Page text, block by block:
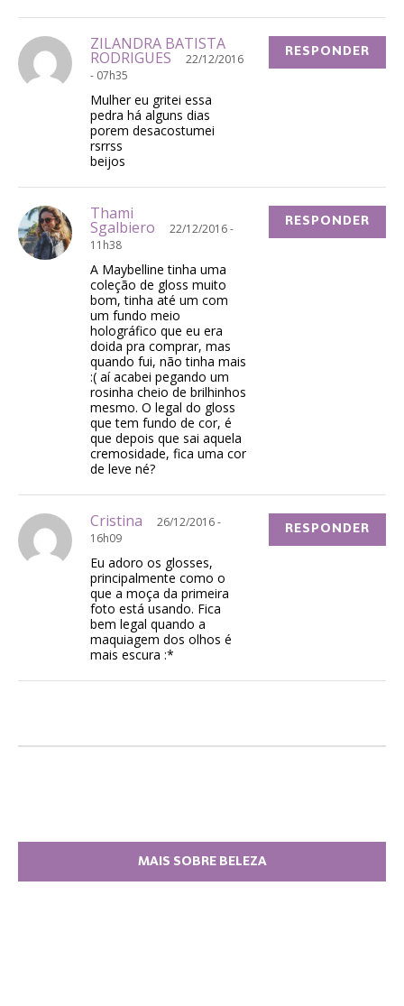
ZILANDRA BATISTA
RODRIGUES
22/12/2016
- 07h35
Mulher eu gritei essa
pedra há alguns dias
porem desacostumei
rsrrss
beijos
RESPONDER
Thami
Sgalbiero
22/12/2016 -
11h38
A Maybelline tinha uma
coleção de gloss muito
bom, tinha até um com
um fundo meio
holográfico que eu era
doida pra comprar, mas
quando fui, não tinha mais
:( aí acabei pegando um
rosinha cheio de brilhinhos
mesmo. O legal do gloss
que tem fundo de cor, é
que depois que sai aquela
cremosidade, fica uma cor
de leve né?
RESPONDER
Cristina
26/12/2016 -
16h09
Eu adoro os glosses,
principalmente como o
que a moça da primeira
foto está usando. Fica
bem legal quando a
maquiagem dos olhos é
mais escura :*
RESPONDER
MAIS SOBRE BELEZA